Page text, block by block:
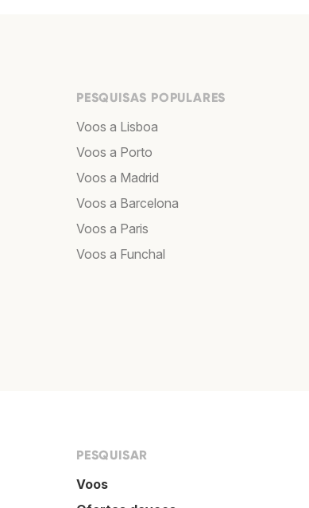
PESQUISAS POPULARES
Voos a Lisboa
Voos a Porto
Voos a Madrid
Voos a Barcelona
Voos a Paris
Voos a Funchal
PESQUISAR
Voos